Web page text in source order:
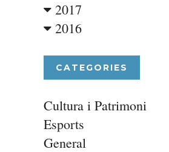
2017
2016
CATEGORIES
Cultura i Patrimoni
Esports
General